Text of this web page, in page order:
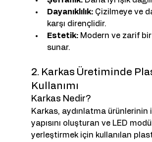
Dayanıklılık: Çizilmeye ve
karşı dirençlidir.
Estetik: Modern ve zarif
sunar.
2. Karkas Üretiminde
Kullanımı
Karkas Nedir?
Karkas, aydınlatma ürünlerinin
yapısını oluşturan ve LED
yerleştirmek için kullanılan